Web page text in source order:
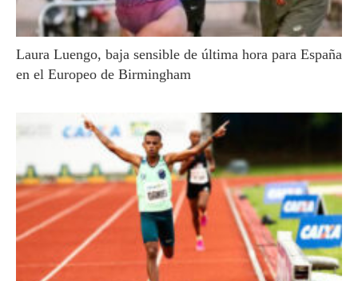
Laura Luengo, baja sensible de última hora para España
en el Europeo de Birmingham